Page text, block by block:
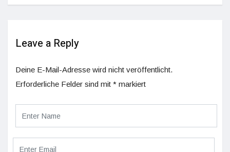
Leave a Reply
Deine E-Mail-Adresse wird nicht veröffentlicht.
Erforderliche Felder sind mit * markiert